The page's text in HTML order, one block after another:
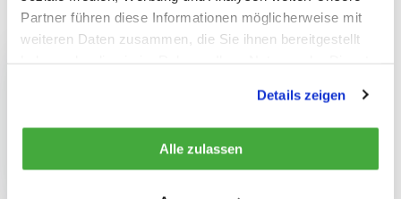
Partner führen diese Informationen möglicherweise mit
weiteren Daten zusammen, die Sie ihnen bereitgestellt
Details zeigen
Alle zulassen
Kürzlich gesehen